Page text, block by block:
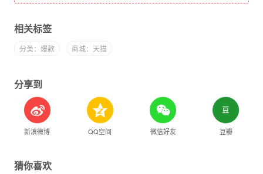
相关标签
分类：爆款 商城：天猫
分享到
新浪微博 QQ空间 微信好友 豆瓣
猜你喜欢